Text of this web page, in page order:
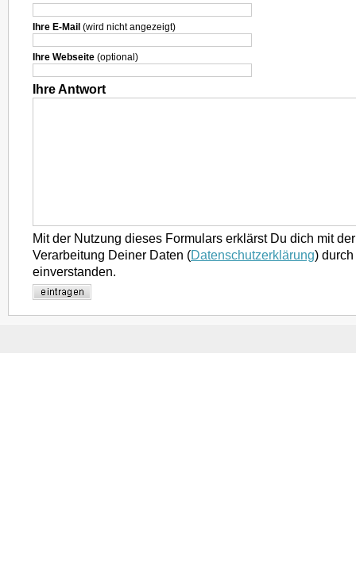
Ihre E-Mail (wird nicht angezeigt)
Ihre Webseite (optional)
Ihre Antwort
Mit der Nutzung dieses Formulars erklärst Du dich mit
Verarbeitung Deiner Daten (Datenschutzerklärung)
einverstanden.